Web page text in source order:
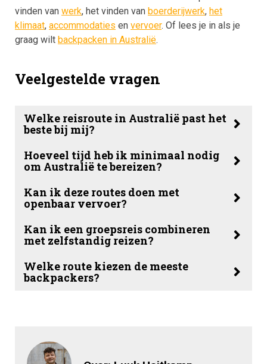
vinden van werk, het vinden van boerderijwerk, het
klimaat, accommodaties en vervoer. Of lees je in als je
graag wilt backpacken in Australië.
Veelgestelde vragen
Welke reisroute in Australië past het
beste bij mij?
Hoeveel tijd heb ik minimaal nodig
om Australië te bereizen?
Kan ik deze routes doen met
openbaar vervoer?
Kan ik een groepsreis combineren
met zelfstandig reizen?
Welke route kiezen de meeste
backpackers?